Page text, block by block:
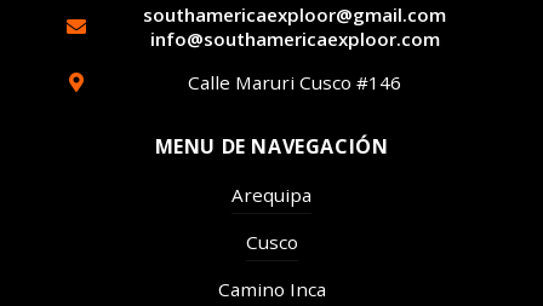
southamericaexploor@gmail.com
info@southamericaexploor.com
Calle Maruri Cusco #146
MENU DE NAVEGACIÓN
Arequipa
Cusco
Camino Inca